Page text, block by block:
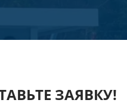
ЗАЯВКУ!